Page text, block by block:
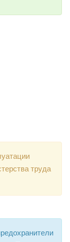
труда